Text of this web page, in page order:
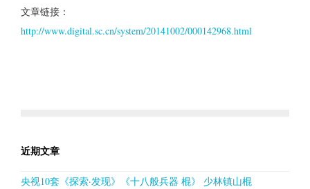
文章链接：
http://www.digital.sc.cn/system/20141002/000142968.html
近期文章
央视10套《探索·发现》《十八般兵器 棍》 少林镇山棍